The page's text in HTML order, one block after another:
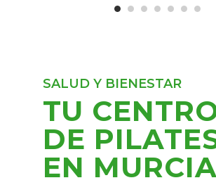
SALUD Y BIENESTAR
TU
DE
EN MURCIA